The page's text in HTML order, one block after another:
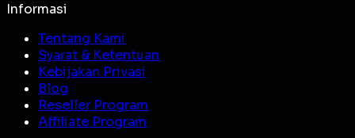
Informasi
Tentang Kami
Syarat & Ketentuan
Kebijakan Privasi
Blog
Reseller Program
Affiliate Program